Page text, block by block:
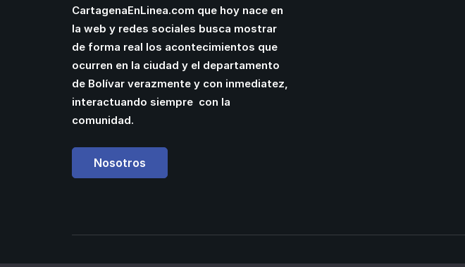
CartagenaEnLinea.com que hoy nace en
la web y redes sociales busca mostrar
de forma real los acontecimientos que
ocurren en la ciudad y el departamento
de Bolívar verazmente y con inmediatez,
interactuando siempre con la
comunidad.
Nosotros